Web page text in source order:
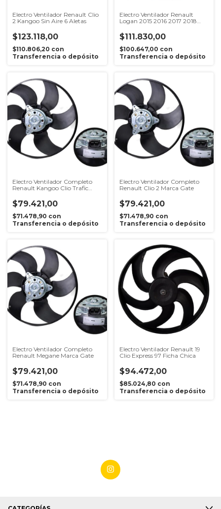
Electro Ventilador Renault Clio
2 Kangoo Sin Aire 6 Aletas
$123.118,00
$110.806,20 con
Transferencia o depósito
Electro Ventilador Renault
Logan 2015 2016 2017 2018
$111.830,00
$100.647,00 con
Transferencia o depósito
Electro Ventilador Completo
Renault Kangoo Clio Trafic
$79.421,00
$71.478,90 con
Transferencia o depósito
Electro Ventilador Completo
Renault Clio 2 Marca Gate
$79.421,00
$71.478,90 con
Transferencia o depósito
Electro Ventilador Completo
Renault Megane Marca Gate
$79.421,00
$71.478,90 con
Transferencia o depósito
Electro Ventilador Renault 19
Clio Express 97 Ficha Chica
$94.472,00
$85.024,80 con
Transferencia o depósito